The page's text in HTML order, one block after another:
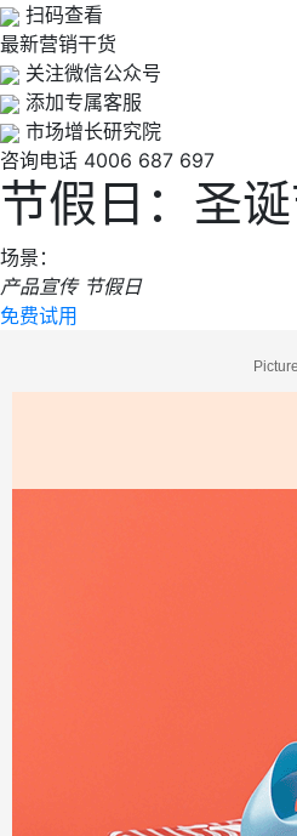
扫码查看
最新营销干货
关注微信公众号
添加专属客服
市场增长研究院
咨询电话 4006 687 697
节假日：圣
场景：
产品宣传 节假日
免费试用